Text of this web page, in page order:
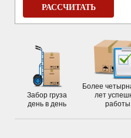
РАССЧИТАТЬ
Забор груза
день в день
Более
лет
работы